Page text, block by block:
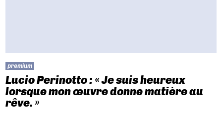
premium
Lucio Perinotto : « Je suis heureux
lorsque mon œuvre donne matière au
rêve. »